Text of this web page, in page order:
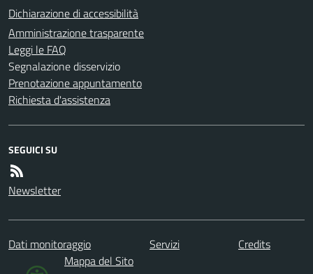
Dichiarazione di accessibilità
Amministrazione trasparente
Leggi le FAQ
Segnalazione disservizio
Prenotazione appuntamento
Richiesta d'assistenza
SEGUICI SU
Newsletter
Dati monitoraggio Servizi
Credits
Mappa del Sito